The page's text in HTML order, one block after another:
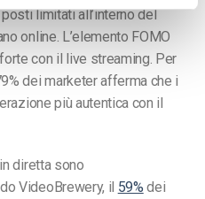
limitati all’interno del
online. L’elemento FOMO
con il live streaming. Per
dei marketer afferma che i
più autentica con il
diretta sono
VideoBrewery, il 59% dei